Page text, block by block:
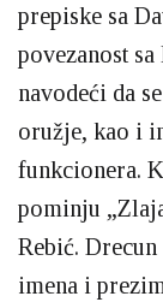
prepiske sa
povezanost
navodeći da
oružje, kao i
funkcionera.
pominju
Rebić.
imena i